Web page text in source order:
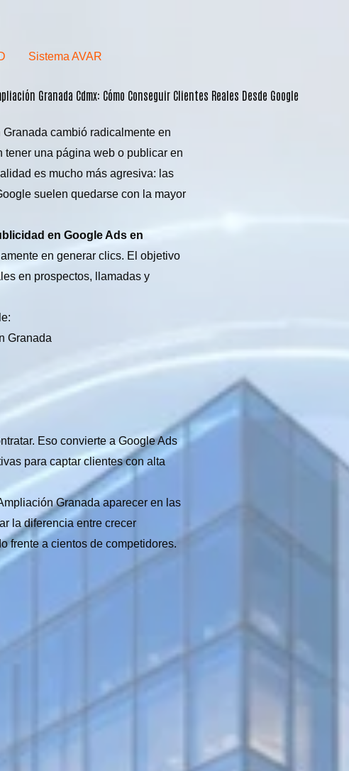
Sistema AVAR
Granada Cdmx: Cómo Conseguir Clientes Reales Desde Google
cambió radicalmente en
tener una página web o publicar en
es mucho más agresiva: las
suelen quedarse con la mayor
en Google Ads en
en generar clics. El objetivo
en prospectos, llamadas y
Granada
Eso convierte a Google Ads
para captar clientes con alta
Granada aparecer en las
la diferencia entre crecer
frente a cientos de competidores.